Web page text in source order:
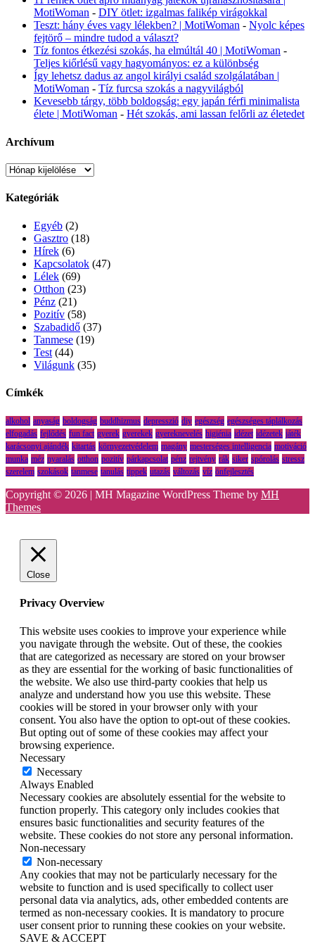
MotiWoman - DIY ötlet: izgalmas falikép virágokkal
Teszt: hány éves vagy lélekben? | MotiWoman - Nyolc képes
fejtörő – mindre tudod a választ?
Tíz fontos étkezési szokás, ha elmúltál 40 | MotiWoman -
Teljes kiőrlésű vagy hagyományos: ez a különbség
Így lehetsz dadus az angol királyi család szolgálatában |
MotiWoman - Tíz furcsa szokás a nagyvilágból
Kevesebb tárgy, több boldogság: egy japán férfi minimalista
élete | MotiWoman - Hét szokás, ami lassan felőrli az életedet
Archívum
Archívum
Kategóriák
Egyéb (2)
Gasztro (18)
Hírek (6)
Kapcsolatok (47)
Lélek (69)
Otthon (23)
Pénz (21)
Pozitív (58)
Szabadidő (37)
Tanmese (19)
Test (44)
Világunk (35)
Címkék
alkohol anyaság boldogság buddhizmus depresszió diy egészség egészséges táplálkozás
elfogadás fejlődés fun fact gyerek gyerekek gyereknevelés higiénia idézet idézetek játék
karácsonyi ajándék kitartás környezetvédelem magány mesterséges intelligencia motiváció
munka méz nyaralás otthon pozitív párkapcsolat pénz rejtvény rák siker spórolás stressz
szerelem szokások tanmese tanulás tippek utazás változás víz önfejlesztés
Copyright © 2026 | MH Magazine WordPress Theme by MH
Themes
Close
Privacy Overview
This website uses cookies to improve your experience while
you navigate through the website. Out of these, the cookies
that are categorized as necessary are stored on your browser
as they are essential for the working of basic functionalities of
the website. We also use third-party cookies that help us
analyze and understand how you use this website. These
cookies will be stored in your browser only with your
consent. You also have the option to opt-out of these cookies.
But opting out of some of these cookies may affect your
browsing experience.
Necessary
Necessary
Always Enabled
Necessary cookies are absolutely essential for the website to
function properly. This category only includes cookies that
ensures basic functionalities and security features of the
website. These cookies do not store any personal information.
Non-necessary
Non-necessary
Any cookies that may not be particularly necessary for the
website to function and is used specifically to collect user
personal data via analytics, ads, other embedded contents are
termed as non-necessary cookies. It is mandatory to procure
user consent prior to running these cookies on your website.
SAVE & ACCEPT